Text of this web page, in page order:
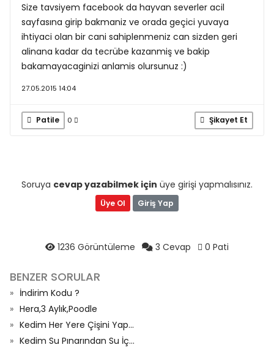
Size tavsiyem facebook da hayvan severler acil
sayfasına girip bakmaniz ve orada geçici yuvaya
ihtiyaci olan bir cani sahiplenmeniz can sizden geri
alinana kadar da tecrübe kazanmiş ve bakip
bakamayacaginizi anlamis olursunuz :)
27.05.2015 14:04
Patile 0 Şikayet Et
Soruya cevap yazabilmek için üye girişi yapmalısınız.
Üye Ol Giriş Yap
1236 Görüntüleme 3 Cevap 0 Pati
BENZER SORULAR
İndirim Kodu ?
Hera,3 Aylık,Poodle
Kedim Her Yere Çişini Yap...
Kedim Su Pınarından Su İç...